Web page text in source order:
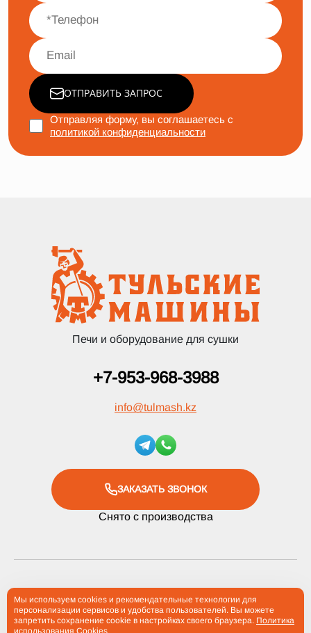
ОТПРАВИТЬ ЗАПРОС
Отправляя форму, вы соглашаетесь с
политикой конфиденциальности
Печи и оборудование для сушки
+7-953-968-3988
info@tulmash.kz
ЗАКАЗАТЬ ЗВОНОК
Снято с производства
2012-2026 Компания «Тульские Машины» ® Все права
защищены
Мы используем cookies и рекомендательные технологии для
персонализации сервисов и удобства пользователей. Вы можете
запретить сохранение cookie в настройках своего браузера. Политика
использования Cookies